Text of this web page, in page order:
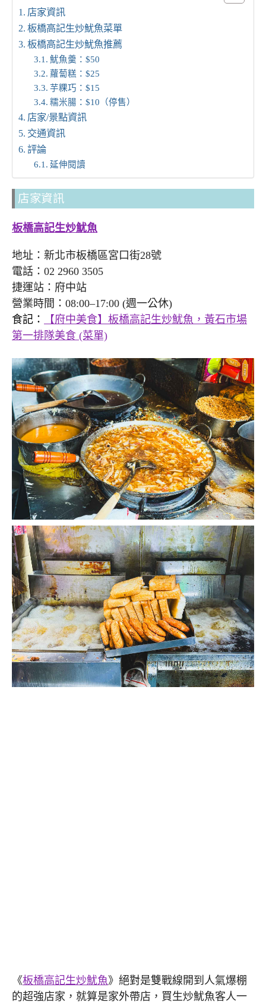
店家資訊
板橋高記生炒魷魚菜單
板橋高記生炒魷魚推薦
魷魚羹：$50
蘿蔔糕：$25
芋粿巧：$15
糯米腸：$10（停售）
店家/景點資訊
交通資訊
評論
延伸閱讀
店家資訊
板橋高記生炒魷魚
地址：新北市板橋區宮口街28號
電話：02 2960 3505
捷運站：府中站
營業時間：08:00–17:00 (週一公休)
食記：
【府中美食】板橋高記生炒魷魚，黃石市場
第一排隊美食 (菜單)
《板橋高記生炒魷魚》絕對是雙戰線開到人氣爆棚
的超強店家，就算是家外帶店，買生炒魷魚客人一